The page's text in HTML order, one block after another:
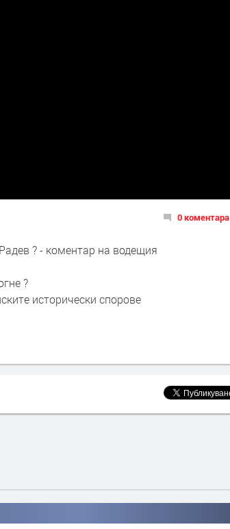
0 коментара
? - коментар на водещия
?
исторически спорове